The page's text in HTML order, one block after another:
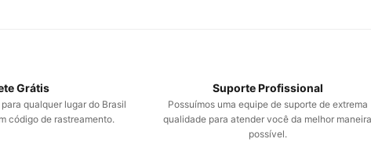
Grátis
qualquer lugar do Brasil
código de rastreamento.
Suporte Profissional
Possuímos uma equipe de suporte de extrema
qualidade para atender você da melhor maneira
possível.